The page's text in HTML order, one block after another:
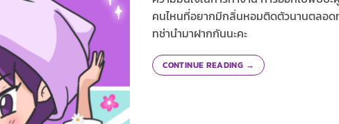
คนไหนที่อยากมีกลิ่นหอมติดตัวนานตลอ
ทช่านำมาฝากกันนะคะ
CONTINUE READING →